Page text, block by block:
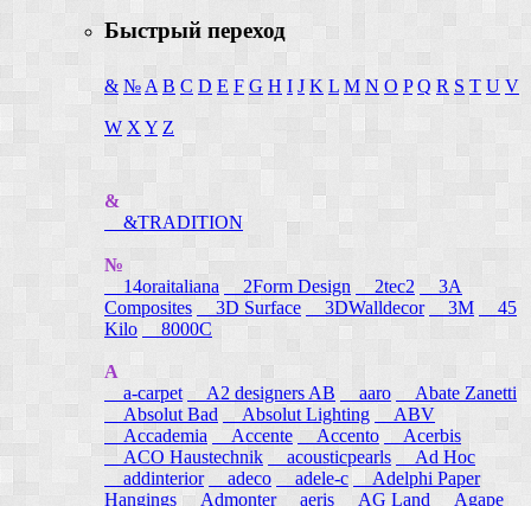
Быстрый переход
& № A B C D E F G H I J K L M N O P Q R S T U V
W X Y Z
&
&TRADITION
№
14oraitaliana
2Form Design 2tec2
3A
Composites
3D Surface 3DWalldecor 3M
45
Kilo
8000C
A
a-carpet
A2 designers AB aaro
Abate Zanetti
Absolut Bad
Absolut Lighting
ABV
Accademia
Accente Accento
Acerbis
ACO Haustechnik
acousticpearls
Ad Hoc
addinterior
adeco adele-c
Adelphi Paper
Hangings Admonter aeris AG Land Agape